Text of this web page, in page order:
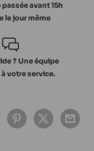
avant 15h
le jour même
? Une équipe
votre service.